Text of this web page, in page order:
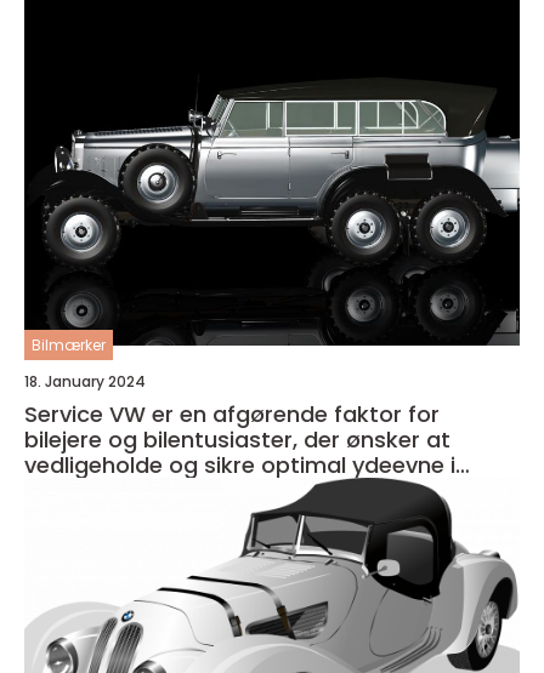
Bilmærker
18. January 2024
Service VW er en afgørende faktor for
bilejere og bilentusiaster, der ønsker at
vedligeholde og sikre optimal ydeevne i